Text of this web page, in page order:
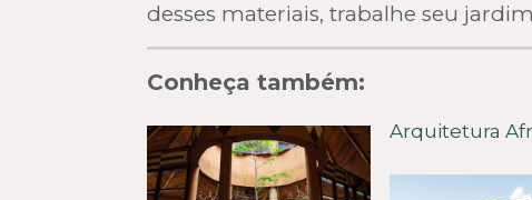
desses materiais, trabalhe seu
Conheça também:
Arquitetura